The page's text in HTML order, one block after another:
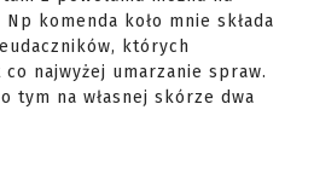
komenda koło mnie składa
których
najwyżej umarzanie spraw.
tym na własnej skórze dwa